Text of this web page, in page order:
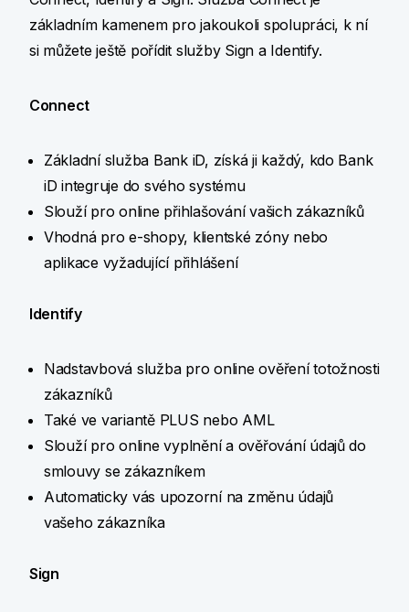
základním kamenem pro jakoukoli spolupráci, k ní
si můžete ještě pořídit služby Sign a Identify.
Connect
Základní služba Bank iD, získá ji každý, kdo Bank
iD integruje do svého systému
Slouží pro online přihlašování vašich zákazníků
Vhodná pro e-shopy, klientské zóny nebo
aplikace vyžadující přihlášení
Identify
Nadstavbová služba pro online ověření totožnosti
zákazníků
Také ve variantě PLUS nebo AML
Slouží pro online vyplnění a ověřování údajů do
smlouvy se zákazníkem
Automaticky vás upozorní na změnu údajů
vašeho zákazníka
Sign